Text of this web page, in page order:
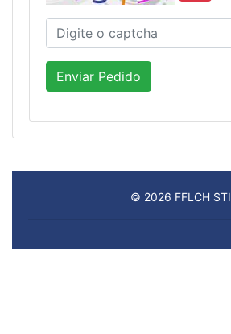
Enviar Pedido
© 2026 FFLCH STI